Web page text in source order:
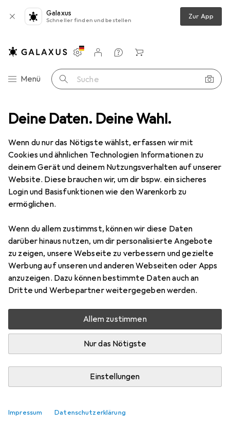
Deine Daten. Deine Wahl.
Wenn du nur das Nötigste wählst, erfassen wir mit
Cookies und ähnlichen Technologien Informationen zu
deinem Gerät und deinem Nutzungsverhalten auf unserer
Website. Diese brauchen wir, um dir bspw. ein sicheres
Login und Basisfunktionen wie den Warenkorb zu
ermöglichen.
Wenn du allem zustimmst, können wir diese Daten
darüber hinaus nutzen, um dir personalisierte Angebote
zu zeigen, unsere Webseite zu verbessern und gezielte
Werbung auf unseren und anderen Webseiten oder Apps
anzuzeigen. Dazu können bestimmte Daten auch an
Dritte und Werbepartner weitergegeben werden.
Allem zustimmen
Nur das Nötigste
Einstellungen
Impressum Datenschutzerklärung
Galaxus
Schneller finden und bestellen Zur App
Navigation nach Kategorien
Menü Suche
Einstellungen
Kundenkonto
Vergleichslisten
Merklisten
Warenkorb
Smartphone Schutzfolie Dipos Displayschutz Anti-Shock
8 Bilder
DiposDisplayschutz Anti-Shock
Preis in EUR inkl. MwSt.
EUR
8,98
4
Bewertungen Marke
Mehr von Dipos
Mo, 10.8. geliefert
Mehr als 10 Stück an Lager beim Drittanbieter
Lieferort angeben für genaue Lieferzeit